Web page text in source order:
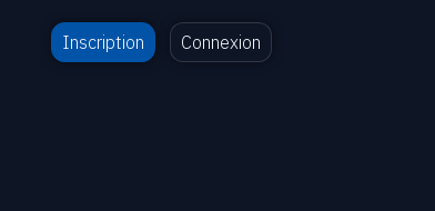
Inscription Connexion